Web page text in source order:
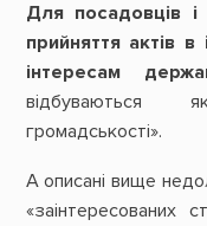
Для посадовців
прийняття актів в
інтересам
відбуваються
громадськості».
А описані вище
«заінтересованих